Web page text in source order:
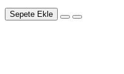
Sepete Ekle